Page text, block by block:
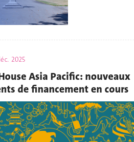
2025
Asia Pacific: nouveaux
de financement en cours